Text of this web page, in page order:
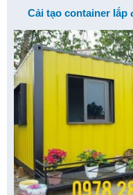
Cải tạo container lắp